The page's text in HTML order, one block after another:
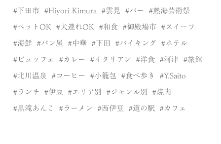
下田市 Hiyori Kimura 雲見 バー 熱海芸術祭
ペットOK 犬連れOK 和食 御殿場市 スイーツ
海鮮 パン屋 中華 下田 バイキング ホテル
ビュッフェ カレー イタリアン 洋食 河津 旅館
北川温泉 コーヒー 小籠包 食べ歩き Y.Saito
ランチ 伊豆 エリア別 ジャンル別 焼肉
黒滝あんこ ラーメン 西伊豆 道の駅 カフェ